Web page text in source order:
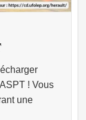
! Vous
une